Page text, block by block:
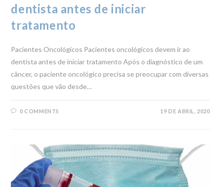
dentista antes de iniciar
tratamento
Pacientes Oncológicos Pacientes oncológicos devem ir ao
dentista antes de iniciar tratamento Após o diagnóstico de um
câncer, o paciente oncológico precisa se preocupar com diversas
questões que vão desde…
0 COMMENTS 19 DE ABRIL, 2020